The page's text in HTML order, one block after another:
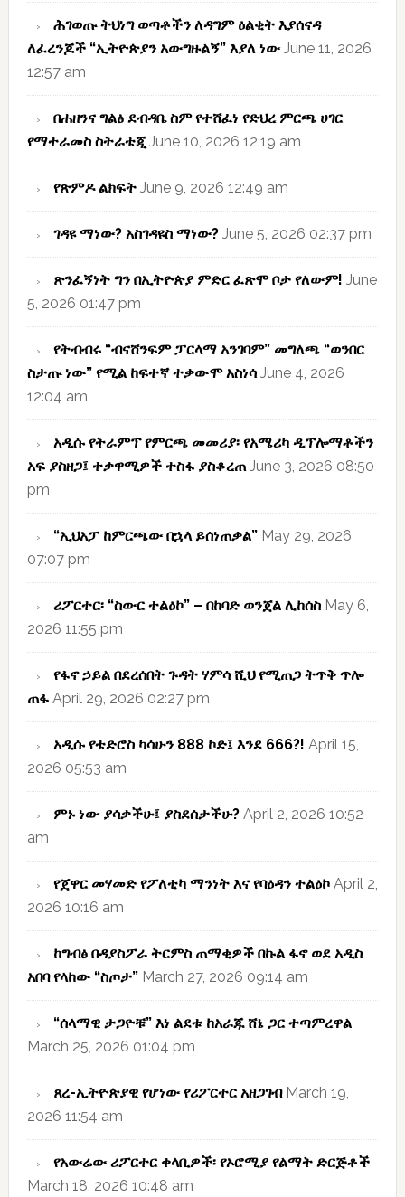
ሕገወጡ ትህነግ ወጣቶችን ለዳግም ዕልቂት እያሰናዳ
ለፈረንጆች “ኢትዮጵያን አውግዙልኝ” እያለ ነው June 11, 2026
12:57 am
በሐዘንና ግልፅ ደብዳቤ ስም የተሸፈነ የድህረ ምርጫ ሀገር
የማተራመስ ስትራቴጂ June 10, 2026 12:19 am
የጽምዶ ልክፍት June 9, 2026 12:49 am
ገዳዩ ማነው? አስገዳዩስ ማነው? June 5, 2026 02:37 pm
ጽንፈኝነት ግን በኢትዮጵያ ምድር ፈጽሞ ቦታ የለውም! June
5, 2026 01:47 pm
የትብብሩ “ብናሸንፍም ፓርላማ አንገባም” መግለጫ “ወንበር
ስታጡ ነው” የሚል ከፍተኛ ተቃውሞ አስነሳ June 4, 2026
12:04 am
አዲሱ የትራምፕ የምርጫ መመሪያ፡ የአሜሪካ ዲፕሎማቶችን
አፍ ያስዘጋ፤ ተቃዋሚዎች ተስፋ ያስቆረጠ June 3, 2026 08:50
pm
“ኢህአፓ ከምርጫው በኋላ ይሰነጠቃል” May 29, 2026
07:07 pm
ሪፖርተር፡ “ስውር ተልዕኮ” – በከባድ ወንጀል ሊከሰስ May 6,
2026 11:55 pm
የፋኖ ኃይል በደረሰበት ጉዳት ሃምሳ ሺህ የሚጠጋ ትጥቅ ጥሎ
ጠፋ April 29, 2026 02:27 pm
አዲሱ የቴድሮስ ካሳሁን 888 ኮድ፤ እንደ 666?! April 15,
2026 05:53 am
ምኑ ነው ያሳቃችሁ፤ ያስደሰታችሁ? April 2, 2026 10:52
am
የጀዋር መሃመድ የፖለቲካ ማንነት እና የባዕዳን ተልዕኮ April 2,
2026 10:16 am
ከግብፅ በዳያስፖራ ትርምስ ጠማቂዎች በኩል ፋኖ ወደ አዲስ
አበባ የላከው “ስጦታ” March 27, 2026 09:14 am
“ሰላማዊ ታጋዮቹ” እነ ልደቱ ከአራጁ ሸኔ ጋር ተጣምረዋል
March 25, 2026 01:04 pm
ጸረ-ኢትዮጵያዊ የሆነው የሪፖርተር አዘጋገብ March 19,
2026 11:54 am
የአውሬው ሪፖርተር ቀላቢዎች፡ የኦሮሚያ የልማት ድርጅቶች
March 18, 2026 10:48 am